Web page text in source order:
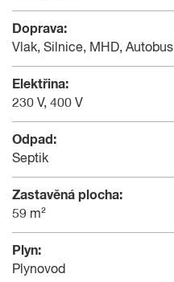
Doprava:
Vlak, Silnice, MHD, Autobus
Elektřina:
230 V, 400 V
Odpad:
Septik
Zastavěná plocha:
59 m²
Plyn:
Plynovod